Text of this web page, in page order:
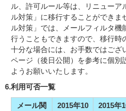
ル、許可ルール等は、リニューア
ル対策」に移行することができま
ル対策」では、メールフィルタ機
行うこともできますので、移行時
十分な場合には、お手数ではござ
ページ（後日公開）を参考に個別
ようお願いいたします。
6.利用可否一覧
メール関
2015年10
2015年